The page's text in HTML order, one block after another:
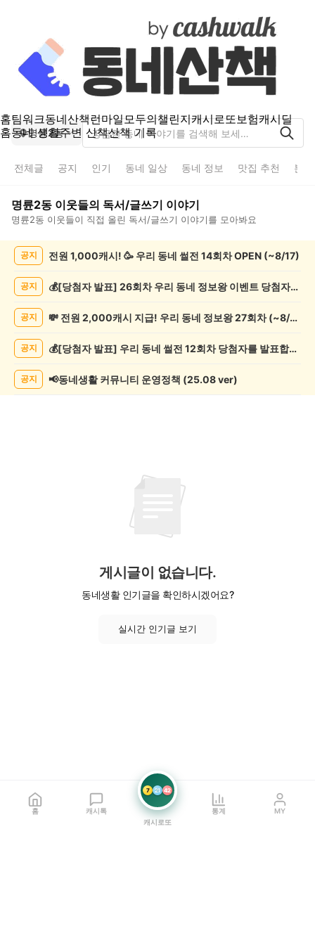
홈팀워크동네산책런마일모두의챌린지캐시로또보험캐시딜
홈동네 생활주변 산책산책 기록
명륜2동
전체글 공지 인기 동네 일상 동네 정보 맛집 추천 분
명륜2동 이웃들의 독서/글쓰기 이야기
명륜2동 이웃들이 직접 올린 독서/글쓰기 이야기를 모아봐요
서/
글
공지 전원 1,000캐시! 🥳 우리 동네 썰전 14회차 OPEN (~8/17)
공지 💰[당첨자 발표] 26회차 우리 동네 정보왕 이벤트 당첨자를 발표합니다!
공지 💸 전원 2,000캐시 지급! 우리 동네 정보왕 27회차 (~8/10)
공지 💰[당첨자 발표] 우리 동네 썰전 12회차 당첨자를 발표합니다!
공지 📢동네생활 커뮤니티 운영정책 (25.08 ver)
게시글이 없습니다.
동네생활 인기글을 확인하시겠어요?
실시간 인기글 보기
홈 캐시톡
7 21 42
캐시로또
통계 MY